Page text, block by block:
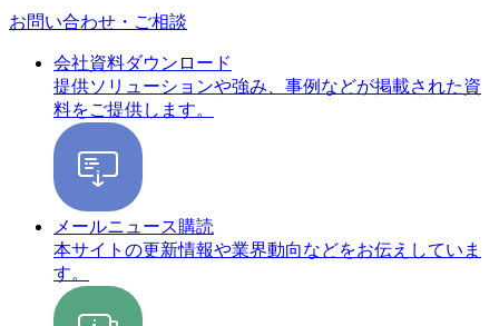
お問い合わせ・ご相談
会社資料ダウンロード
提供ソリューションや強み、事例などが掲載された資
料をご提供します。
メールニュース購読
本サイトの更新情報や業界動向などをお伝えしていま
す。